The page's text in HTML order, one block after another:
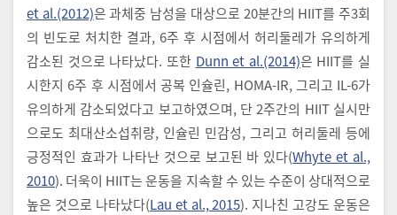
et al.(2012)은 과체중 남성을 대상으로 20분간의 HIIT를 주3회
의 빈도로 처치한 결과, 6주 후 시점에서 허리둘레가 유의하게
감소된 것으로 나타났다. 또한 Dunn et al.(2014)은 HIIT를 실
시한지 6주 후 시점에서 공복 인슐린, HOMA-IR, 그리고 IL-6가
유의하게 감소되었다고 보고하였으며, 단 2주간의 HIIT 실시만
으로도 최대산소섭취량, 인슐린 민감성, 그리고 허리둘레 등에
긍정적인 효과가 나타난 것으로 보고된 바 있다(Whyte et al.,
2010). 더욱이 HIIT는 운동을 지속할 수 있는 수준이 상대적으로
높은 것으로 나타났다(Lau et al., 2015). 지나친 고강도 운동은